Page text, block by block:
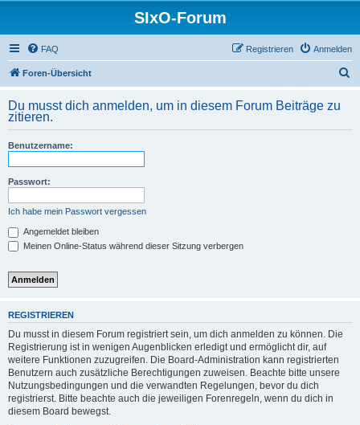
SIxO-Forum
FAQ Anmelden
Registrieren
Foren-Übersicht
h
Du musst dich anmelden, um in diesem Forum Beiträge zu
zitieren.
Benutzername:
Passwort:
Ich habe mein Passwort vergessen
Angemeldet bleiben
Meinen Online-Status während dieser Sitzung verbergen
REGISTRIEREN
Du musst in diesem Forum registriert sein, um dich anmelden zu können. Die
Registrierung ist in wenigen Augenblicken erledigt und ermöglicht dir, auf
weitere Funktionen zuzugreifen. Die Board-Administration kann registrierten
Benutzern auch zusätzliche Berechtigungen zuweisen. Beachte bitte unsere
Nutzungsbedingungen und die verwandten Regelungen, bevor du dich
registrierst. Bitte beachte auch die jeweiligen Forenregeln, wenn du dich in
diesem Board bewegst.